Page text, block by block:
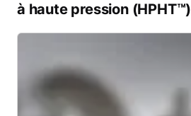
à haute pression (HPHT™)